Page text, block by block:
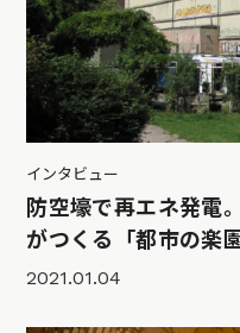
インタビュー
防空壕で再エネ発電
がつくる「都市の楽園
2021.01.04